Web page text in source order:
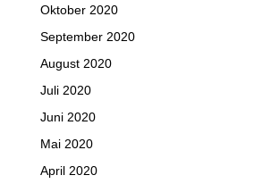
Oktober 2020
September 2020
August 2020
Juli 2020
Juni 2020
Mai 2020
April 2020